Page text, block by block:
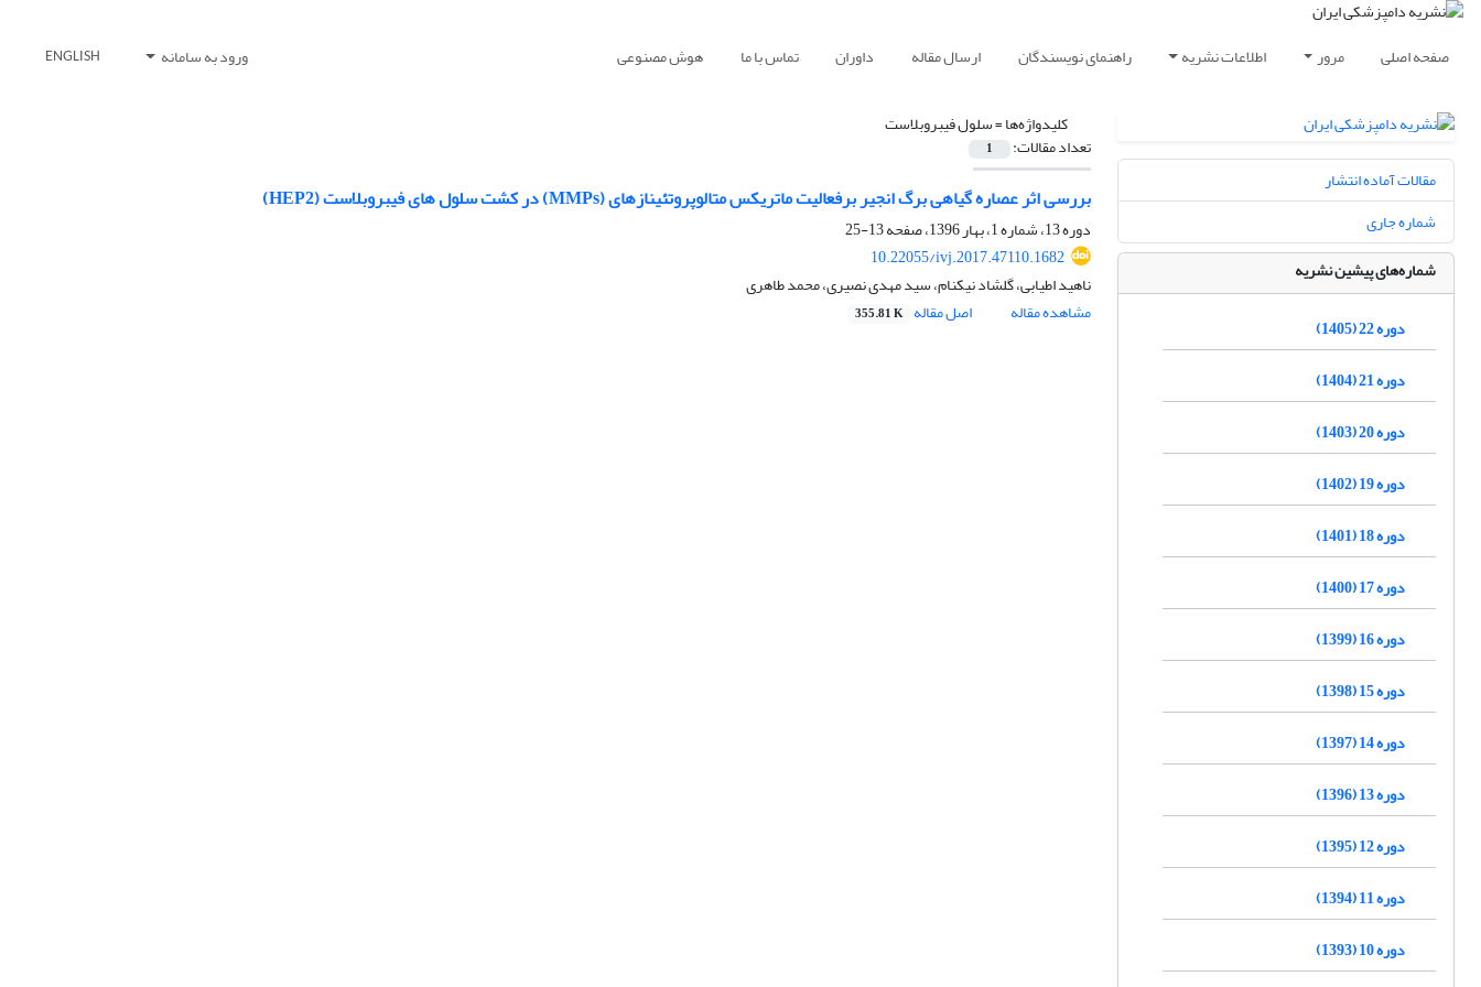
صفحه اصلی مرور اطلاعات نشریه راهنمای نویسندگان ارسال مقاله داوران تماس با ما هوش مصنوعی ورود به سامانه ENGLISH
کلیدواژه‌ها =سلول فیبروبلاست
تعداد مقالات: 1
بررسی اثر عصاره گیاهی برگ انجیر برفعالیت ماتریکس متالوپروتئینازهای (MMPs) در کشت سلول های فیبروبلاست (HEP2)
دوره 13، شماره 1، بهار 1396، صفحه
13-25
10.22055/ivj.2017.47110.1682
ناهید اطیابی، گلشاد نیکنام، سید مهدی نصیری، محمد طاهری
مشاهده مقاله
اصل مقاله 355.81 K
مقالات آماده انتشار
شماره جاری
شماره‌های پیشین نشریه
دوره 22 (1405)
دوره 21 (1404)
دوره 20 (1403)
دوره 19 (1402)
دوره 18 (1401)
دوره 17 (1400)
دوره 16 (1399)
دوره 15 (1398)
دوره 14 (1397)
دوره 13 (1396)
دوره 12 (1395)
دوره 11 (1394)
دوره 10 (1393)